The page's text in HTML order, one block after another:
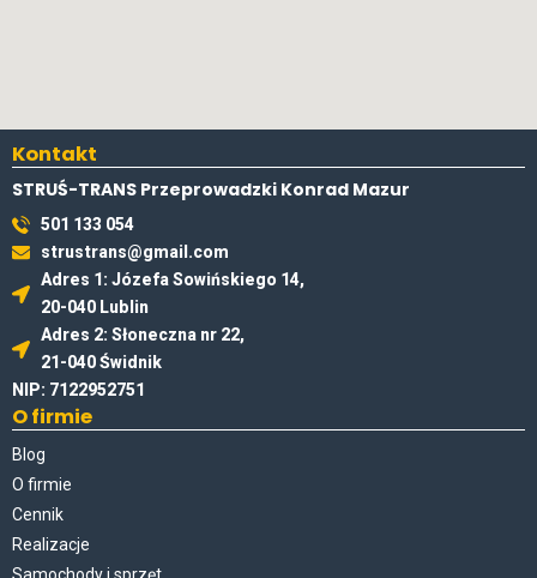
Kontakt
STRUŚ-TRANS Przeprowadzki Konrad Mazur
501 133 054
strustrans@gmail.com
Adres 1: Józefa Sowińskiego 14,
20-040 Lublin
Adres 2: Słoneczna nr 22,
21-040 Świdnik
NIP: 7122952751
O firmie
Blog
O firmie
Cennik
Realizacje